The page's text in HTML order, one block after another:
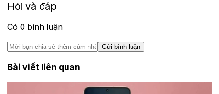
Hỏi và đáp
Có 0 bình luận
Gửi bình luận
Bài viết liên quan